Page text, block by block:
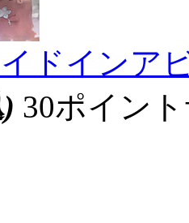
ドインア
30ポイン